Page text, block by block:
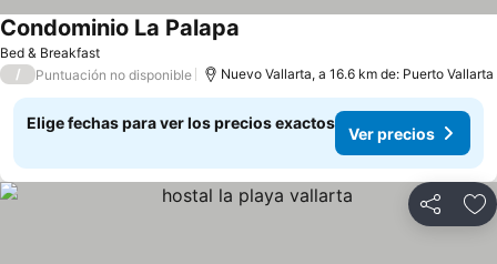
Bed & Breakfast
Condominio La Palapa
/ Puntuación no disponible Nuevo Vallarta, a 16.6 km de: Puerto Vallarta
Elige fechas para ver los precios exactos
Ver precios
Compartir